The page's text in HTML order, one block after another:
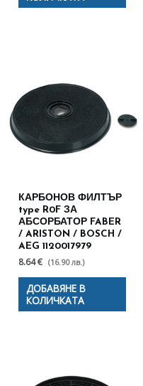
КАРБОНОВ ФИЛТЪР
type R0F ЗА
АБСОРБАТОР FABER
/ ARISTON / BOSCH /
AEG 1120017979
8.64 € (16.90 лв.)
ДОБАВЯНЕ В
КОЛИЧКАТА